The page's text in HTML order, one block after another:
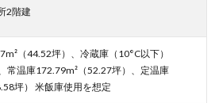
2階建
（44.52坪）、冷蔵庫（10°C以下）
常温庫172.79m²（52.27坪）、定温庫
坪） 米飯庫使用を想定